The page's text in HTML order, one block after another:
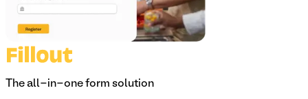
The all-in-one form solution